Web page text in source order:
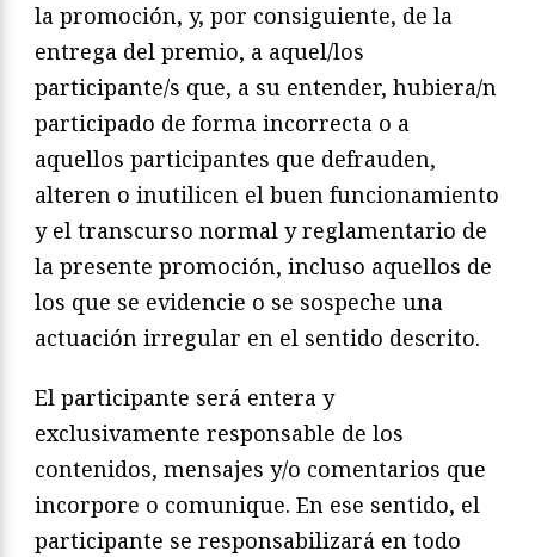
la promoción, y, por consiguiente, de la
entrega del premio, a aquel/los
participante/s que, a su entender, hubiera/n
participado de forma incorrecta o a
aquellos participantes que defrauden,
alteren o inutilicen el buen funcionamiento
y el transcurso normal y reglamentario de
la presente promoción, incluso aquellos de
los que se evidencie o se sospeche una
actuación irregular en el sentido descrito.
El participante será entera y
exclusivamente responsable de los
contenidos, mensajes y/o comentarios que
incorpore o comunique. En ese sentido, el
participante se responsabilizará en todo